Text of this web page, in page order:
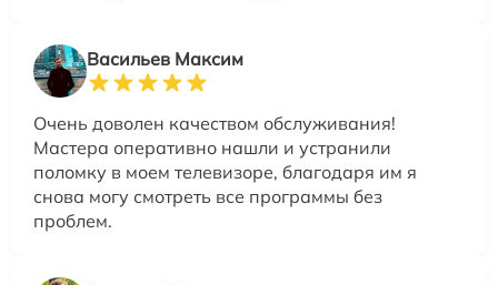
Васильев Максим
Очень доволен качеством обслуживания!
Мастера оперативно нашли и устранили
поломку в моем телевизоре, благодаря им я
снова могу смотреть все программы без
проблем.